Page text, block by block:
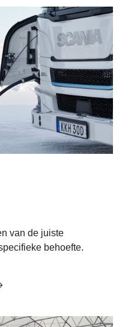
van de juiste
behoefte.